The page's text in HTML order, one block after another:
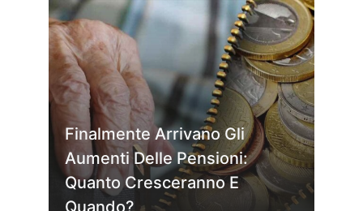
Finalmente Arrivano Gli
Aumenti Delle Pensioni:
Quanto Cresceranno E
Quando?